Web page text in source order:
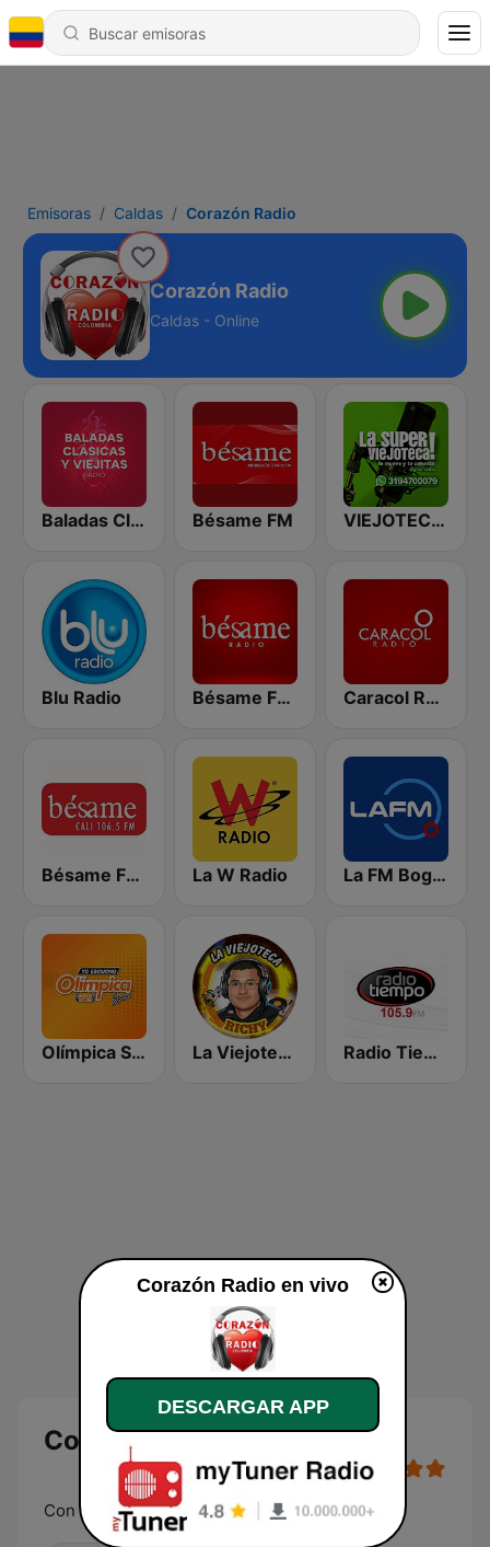
Emisoras Caldas Corazón Radio
Corazón Radio
Caldas - Online
Baladas Clásicas y Viejitas Radio Bésame FM VIEJOTECA "para Beber y Gozar"
Blu Radio Bésame FM Bogotá Caracol Radio
Bésame FM Cali La W Radio La FM Bogotá
Olímpica Stereo - Medellín 104.9 FM La Viejoteca de Richy Radio Tiempo Medellín
Corazón Radio en vivo
Con tus recuerdos!
Corazón Radio en vivo
DESCARGAR APP